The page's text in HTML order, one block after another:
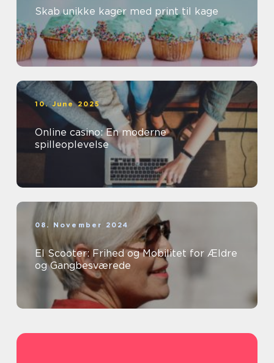
Skab unikke kager med print til kage
10. June 2025
Online casino: En moderne
spilleoplevelse
08. November 2024
El Scooter: Frihed og Mobilitet for Ældre
og Gangbesværede